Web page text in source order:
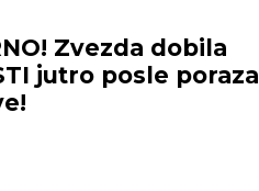
Zvezda dobila
jutro posle poraza